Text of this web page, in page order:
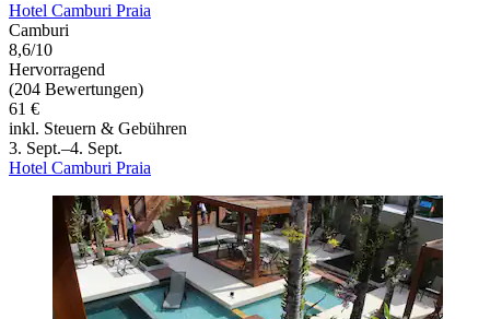
Hotel Camburi Praia
Camburi
8,6/10
Hervorragend
(204 Bewertungen)
61 €
inkl. Steuern & Gebühren
3. Sept.–4. Sept.
Hotel Camburi Praia